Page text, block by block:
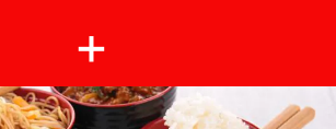
+